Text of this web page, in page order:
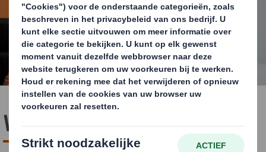
Werken bij DS Smith